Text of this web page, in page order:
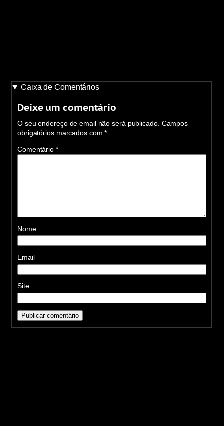
Caixa de Comentários
Deixe um comentário
O seu endereço de email não será publicado. Campos
obrigatórios marcados com*
Comentário *
Nome
Email
Site